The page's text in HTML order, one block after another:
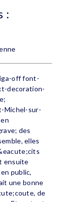
:
off font-
decoration-
Michel-sur-
des
elles
ensuite
public,
une bonne
de